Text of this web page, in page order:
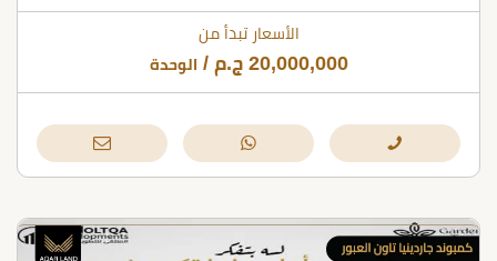
الأسعار تبدأ من
20,000,000 ج.م / الوحدة